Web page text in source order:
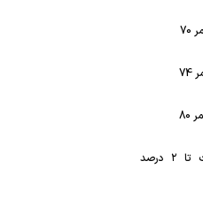
احتمال آبرفت تا ۲ درصد